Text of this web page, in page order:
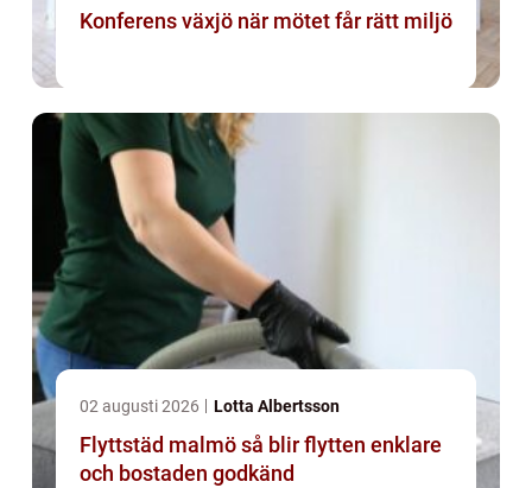
Konferens växjö när mötet får rätt miljö
02 augusti 2026 Lotta Albertsson
Flyttstäd malmö så blir flytten enklare
och bostaden godkänd